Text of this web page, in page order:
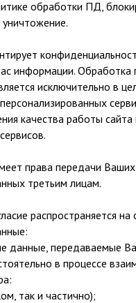
обработки ПД,
информации. Обработка
исключительно в
качества работы сайта
права передачи Ваших
третьим лицам.
распространяется
данные, передаваемые
в процессе
так и частично);